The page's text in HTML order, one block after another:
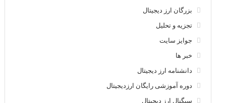
بزرگان ارز دیجیتال
تجزیه و تحلیل
جوایز سایت
خبر ها
دانشنامه ارز دیجیتال
دوره آموزشی رایگان ارزدیجیتال
سیگنال ارز دیجیتال